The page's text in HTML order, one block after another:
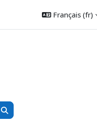
Français ‎(fr)‎
Rechercher des cours
Rechercher des cours